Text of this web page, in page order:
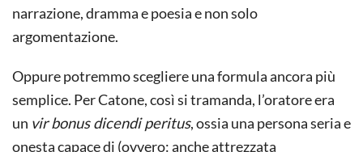
narrazione, dramma e poesia e non solo
argomentazione.
Oppure potremmo scegliere una formula ancora più
semplice. Per Catone, così si tramanda, l’oratore era
un vir bonus dicendi peritus, ossia una persona seria e
onesta capace di (ovvero: anche attrezzata